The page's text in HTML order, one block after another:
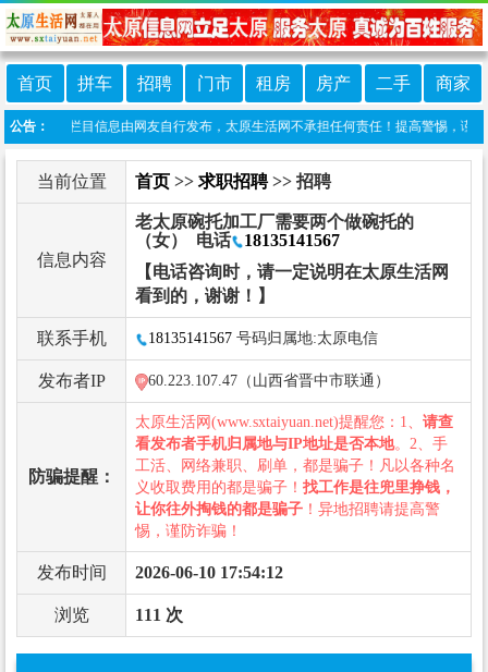
首页 拼车 招聘 门市 租房 房产 二手 商家
公告：
声明：本栏目信息由网友自行发布，太原生活网不承担任何责任！提高警惕，谨防
当前位置 首页 >> 求职招聘>> 招聘
信息内容
老太原碗托加工厂需要两个做碗托的
（女） 电话
18135141567
【电话咨询时，请一定说明在太原生活网
看到的，谢谢！】
联系手机 18135141567 号码归属地:太原电信
发布者IP 60.223.107.47（山西省晋中市联通）
防骗提醒：
太原生活网(www.sxtaiyuan.net)提醒您：1、 请查
看发布者手机归属地与IP地址是否本地。2、手
工活、网络兼职、刷单，都是骗子！凡以各种名
义收取费用的都是骗子！ 找工作是往兜里挣钱，
让你往外掏钱的都是骗子 ！异地招聘请提高警
惕，谨防诈骗！
发布时间 2026-06-10 17:54:12
浏览 111 次